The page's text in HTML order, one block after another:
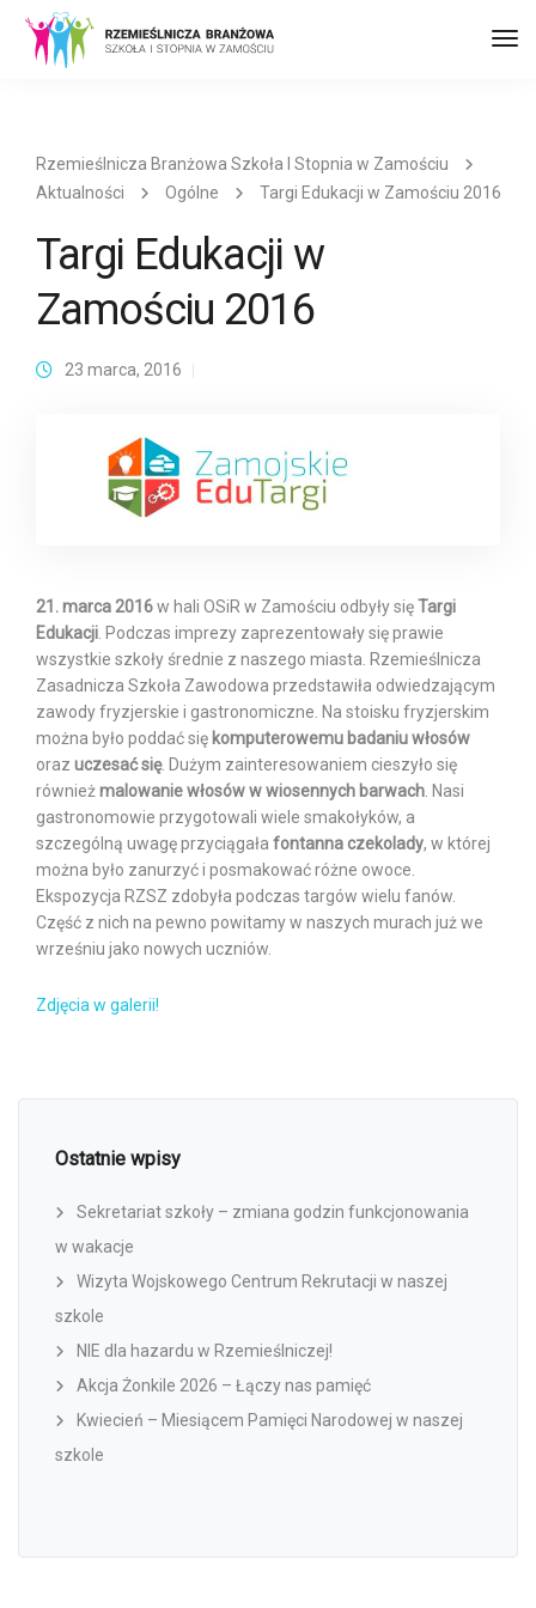
Rzemieślnicza Branżowa Szkoła I Stopnia w Zamościu
Aktualności
Ogólne Targi Edukacji w Zamościu 2016
Targi Edukacji w
Zamościu 2016
23 marca, 2016
21. marca 2016w hali OSiR w Zamościu odbyły sięTargi
Edukacji . Podczas imprezy zaprezentowały się prawie
wszystkie szkoły średnie z naszego miasta. Rzemieślnicza
Zasadnicza Szkoła Zawodowa przedstawiła odwiedzającym
zawody fryzjerskie i gastronomiczne. Na stoisku fryzjerskim
można było poddać się komputerowemu badaniu włosów
oraz uczesać się. Dużym zainteresowaniem cieszyło się
równieżmalowanie włosów w wiosennych barwach . Nasi
gastronomowie przygotowali wiele smakołyków, a
szczególną uwagę przyciągała fontanna czekolady, w której
można było zanurzyć i posmakować różne owoce.
Ekspozycja RZSZ zdobyła podczas targów wielu fanów.
Część z nich na pewno powitamy w naszych murach już we
wrześniu jako nowych uczniów.
Zdjęcia w galerii!
Ostatnie wpisy
Sekretariat szkoły – zmiana godzin funkcjonowania
w wakacje
Wizyta Wojskowego Centrum Rekrutacji w naszej
szkole
NIE dla hazardu w Rzemieślniczej!
Akcja Żonkile 2026 – Łączy nas pamięć
Kwiecień – Miesiącem Pamięci Narodowej w naszej
szkole